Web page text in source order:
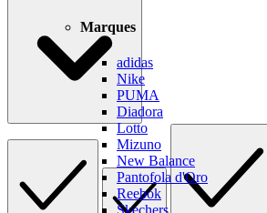
Marques
adidas
Nike
PUMA
Diadora
Lotto
Mizuno
New Balance
Pantofola d'Oro
Reebok
Skechers